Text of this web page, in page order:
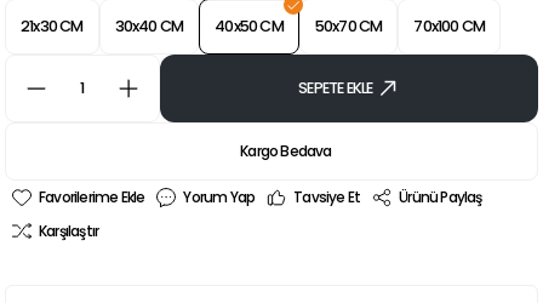
21x30 CM 30x40 CM 40x50 CM 50x70 CM 70x100 CM
SEPETE EKLE
Kargo Bedava
Yorum Yap Tavsiye Et
Ürünü Paylaş
Karşılaştır